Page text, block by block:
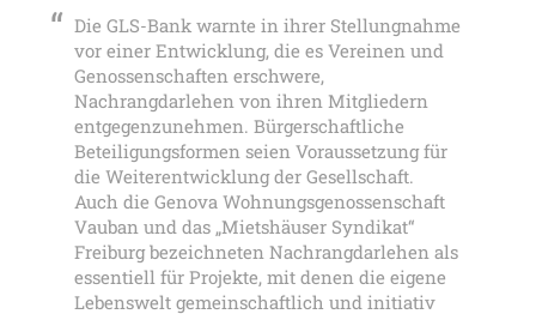
Die GLS-Bank warnte in ihrer Stellungnahme
vor einer Entwicklung, die es Vereinen und
Genossenschaften erschwere,
Nachrangdarlehen von ihren Mitgliedern
entgegenzunehmen. Bürgerschaftliche
Beteiligungsformen seien Voraussetzung für
die Weiterentwicklung der Gesellschaft.
Auch die Genova Wohnungsgenossenschaft
Vauban und das „Mietshäuser Syndikat“
Freiburg bezeichneten Nachrangdarlehen als
essentiell für Projekte, mit denen die eigene
Lebenswelt gemeinschaftlich und initiativ